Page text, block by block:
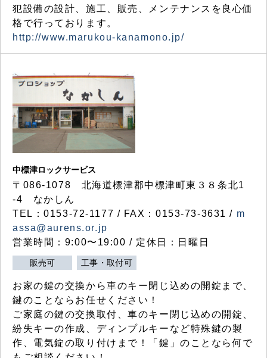
犯設備の設計、施工、販売、メンテナンスを良心価
格で行っております。
http://www.marukou-kanamono.jp/
中標津ロックサービス
〒086-1078 北海道標津郡中標津町東３８条北1
-4 なかしん
TEL：0153-72-1177 / FAX：0153-73-3631 / m
assa@aurens.or.jp
営業時間：9:00〜19:00 / 定休日：日曜日
販売可 工事・取付可
お家の鍵の交換から車のキー閉じ込めの開錠まで、
鍵のことならお任せください！
ご家庭の鍵の交換取付、車のキー閉じ込めの開錠、
紛失キーの作成、ディンプルキーなど特殊鍵の製
作、電気錠の取り付けまで！「鍵」のことなら何で